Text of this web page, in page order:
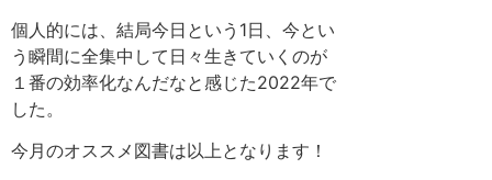
個人的には、結局今日という1日、今とい
う瞬間に全集中して日々生きていくのが
１番の効率化なんだなと感じた2022年で
した。
今月のオススメ図書は以上となります！